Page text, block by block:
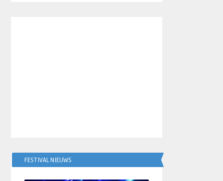
FESTIVAL NIEUWS